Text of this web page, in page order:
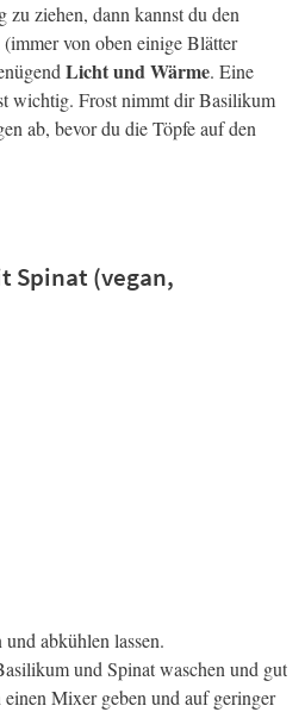
zu ziehen, dann kannst du den
von oben einige Blätter
Licht und Wärme. Eine
wichtig. Frost nimmt dir Basilikum
ab, bevor du die Töpfe auf den
Spinat (vegan,
abkühlen lassen.
und Spinat waschen und gut
Mixer geben und auf geringer